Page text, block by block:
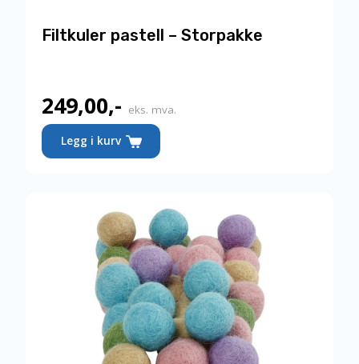
Filtkuler pastell – Storpakke
249,00,- eks. mva.
Legg i kurv